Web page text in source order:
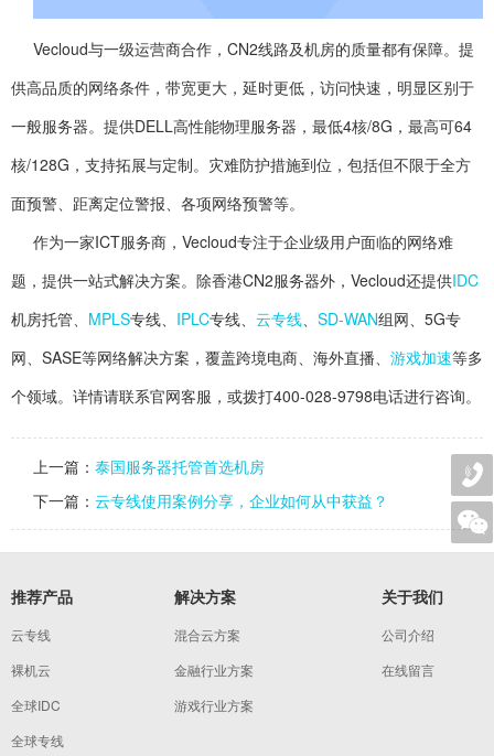
Vecloud与一级运营商合作，CN2线路及机房的质量都有保障。提
供高品质的网络条件，带宽更大，延时更低，访问快速，明显区别于
一般服务器。提供DELL高性能物理服务器，最低4核/8G，最高可64
核/128G，支持拓展与定制。灾难防护措施到位，包括但不限于全方
面预警、距离定位警报、各项网络预警等。
作为一家ICT服务商，Vecloud专注于企业级用户面临的网络难
题，提供一站式解决方案。除香港CN2服务器外，Vecloud还提供IDC
机房托管、 MPLS专线、 IPLC专线、 云专线、 SD-WAN组网、5G专
网、SASE等网络解决方案，覆盖跨境电商、海外直播、 游戏加速等多
个领域。详情请联系官网客服，或拨打400-028-9798电话进行咨询。
上一篇： 泰国服务器托管首选机房
下一篇： 云专线使用案例分享，企业如何从中获益？
推荐产品
云专线
裸机云
全球IDC
全球专线
解决方案
混合云方案
金融行业方案
游戏行业方案
关于我们
公司介绍
在线留言